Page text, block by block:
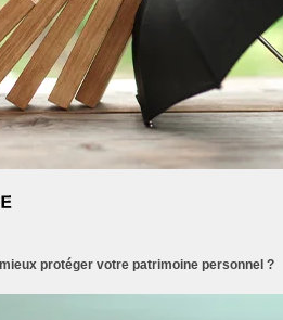
protéger votre patrimoine personnel ?